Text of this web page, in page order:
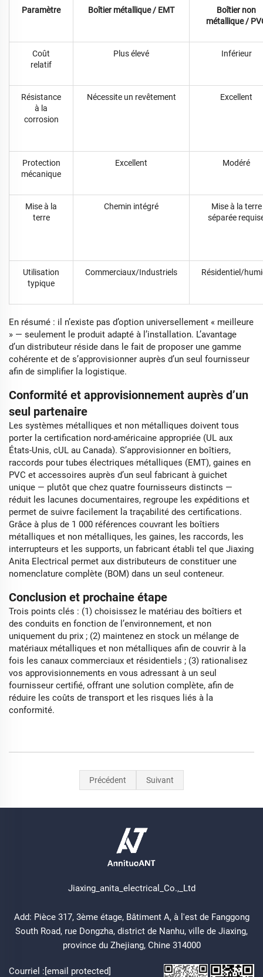
Paramètre Boîtier métallique / EMT
Boîtier non
métallique /
Coût
relatif
Plus élevé Inférieur
Résistance
à la
corrosion
Nécessite un revêtement Excellent
Protection
mécanique
Excellent Modéré
Mise à la
terre
Chemin intégré
Mise à la terre
séparée
Utilisation
typique
Commerciaux/Industriels Résidentiel/
En résumé : il n’existe pas d’option universellement « meilleure
» — seulement le produit adapté à l’installation. L’avantage
d’un distributeur réside dans le fait de proposer une gamme
cohérente et de s’approvisionner auprès d’un seul fournisseur
afin de simplifier la logistique.
Conformité et approvisionnement auprès d’un
seul partenaire
Les systèmes métalliques et non métalliques doivent tous
porter la certification nord-américaine appropriée (UL aux
États-Unis, cUL au Canada). S’approvisionner en boîtiers,
raccords pour tubes électriques métalliques (EMT), gaines en
PVC et accessoires auprès d’un seul fabricant à guichet
unique — plutôt que chez quatre fournisseurs distincts —
réduit les lacunes documentaires, regroupe les expéditions et
permet de suivre facilement la traçabilité des certifications.
Grâce à plus de 1 000 références couvrant les boîtiers
métalliques et non métalliques, les gaines, les raccords, les
interrupteurs et les supports, un fabricant établi tel que Jiaxing
Anita Electrical permet aux distributeurs de constituer une
nomenclature complète (BOM) dans un seul conteneur.
Conclusion et prochaine étape
Trois points clés : (1) choisissez le matériau des boîtiers et
des conduits en fonction de l’environnement, et non
uniquement du prix ; (2) maintenez en stock un mélange de
matériaux métalliques et non métalliques afin de couvrir à la
fois les canaux commerciaux et résidentiels ; (3) rationalisez
vos approvisionnements en vous adressant à un seul
fournisseur certifié, offrant une solution complète, afin de
réduire les coûts de transport et les risques liés à la
conformité.
Précédent Suivant
Jiaxing_anita_electrical_Co.,_Ltd
Add: Pièce 317, 3ème étage, Bâtiment A, à l'est de Fanggong
South Road, rue Dongzha, district de Nanhu, ville de Jiaxing,
province du Zhejiang, Chine 314000
Courriel :[email protected]